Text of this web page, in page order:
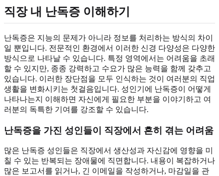
직장 내 난독증 이해하기
난독증은 지능의 문제가 아니라 정보를 처리하는 방식의 차이
일 뿐입니다. 전문적인 환경에서 이러한 신경 다양성은 다양한
방식으로 나타날 수 있습니다. 특정 영역에서는 어려움을 초래
할 수 있지만, 종종 강력하고 수요가 많은 능력을 함께 갖추고
있습니다. 이러한 장단점을 모두 인식하는 것이 여러분의 직업
생활을 변화시키는 첫걸음입니다. 성인기에 난독증이 어떻게
나타나는지 이해하면 자신에게 필요한 부분을 이야기하고 여
러분의 독특한 기여를 강조할 수 있습니다.
난독증을 가진 성인들이 직장에서 흔히 겪는 어려움
많은 난독증 성인들은 직장에서 생산성과 자신감에 영향을 미
칠 수 있는 반복되는 장애물에 직면합니다. 내용이 복잡하거나
많은 보고서를 읽거나, 긴 이메일을 작성하거나, 마감일을 관